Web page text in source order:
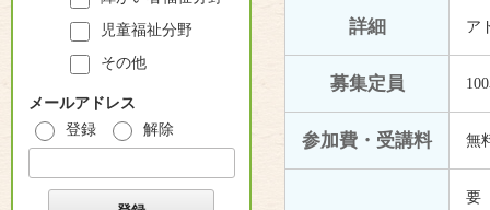
児童福祉分野
その他
メールアドレス
登録
解除
詳細 ア
募集定員
参加費・受講料 無
要